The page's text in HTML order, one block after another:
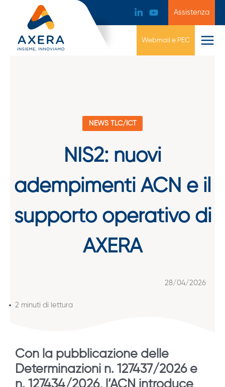
Assistenza
Webmail e PEC
NEWS TLC/ICT
NIS2: nuovi
adempimenti ACN e il
supporto operativo di
AXERA
28/04/2026
2 minuti di lettura
Con la pubblicazione delle
Determinazioni n. 127437/2026 e